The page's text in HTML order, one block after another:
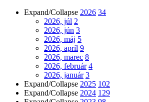
Expand/Collapse 2026 34
2026, júl 2
2026, jún 3
2026, máj 5
2026, apríl 9
2026, marec 8
2026, február 4
2026, január 3
Expand/Collapse 2025 102
Expand/Collapse 2024 129